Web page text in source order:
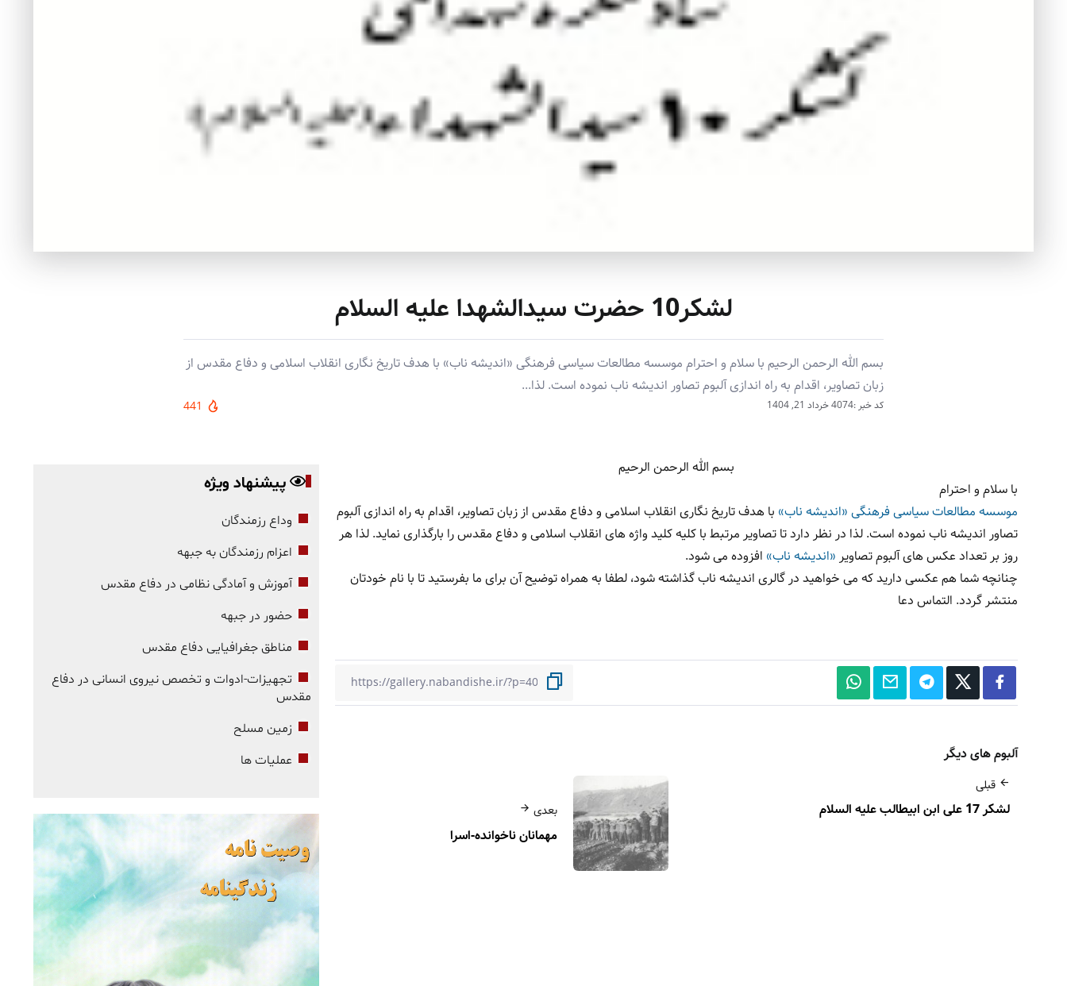
لشکر10 حضرت سیدالشهدا علیه السلام
بسم الله الرحمن الرحیم با سلام و احترام موسسه مطالعات سیاسی فرهنگی «اندیشه ناب» با هدف تاریخ نگاری انقلاب اسلامی و دفاع مقدس از
زبان تصاویر، اقدام به راه اندازی آلبوم تصاور اندیشه ناب نموده است. لذا...
کد خبر :4074 خرداد 21, 1404 441
بسم الله الرحمن الرحیم
با سلام و احترام
موسسه مطالعات سیاسی فرهنگی «اندیشه ناب» با هدف تاریخ نگاری انقلاب اسلامی و دفاع مقدس از زبان تصاویر، اقدام به راه اندازی آلبوم
تصاور اندیشه ناب نموده است. لذا در نظر دارد تا تصاویر مرتبط با کلیه کلید واژه های انقلاب اسلامی و دفاع مقدس را بارگذاری نماید. لذا هر
روز بر تعداد عکس های آلبوم تصاویر «اندیشه ناب» افزوده می شود.
چنانچه شما هم عکسی دارید که می خواهید در گالری اندیشه ناب گذاشته شود، لطفا به همراه توضیح آن برای ما بفرستید تا با نام خودتان
منتشر گردد. التماس دعا
آلبوم های دیگر
قبلی
لشکر 17 علی ابن ابیطالب علیه السلام بعدی
مهمانان ناخوانده-اسرا
پیشنهاد ویژه
وداع رزمندگان
اعزام رزمندگان به جبهه
آموزش و آمادگی نظامی در دفاع مقدس
حضور در جبهه
مناطق جغرافیایی دفاع مقدس
تجهیزات-ادوات و تخصص نیروی انسانی در دفاع
مقدس
زمین مسلح
عملیات ها